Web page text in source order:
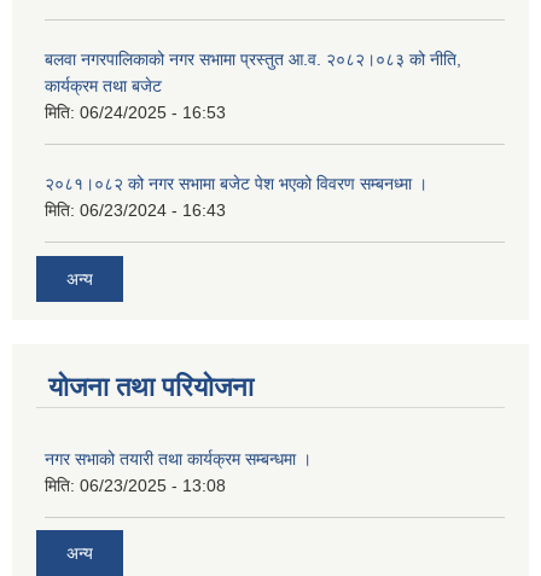
बलवा नगरपालिकाको नगर सभामा प्रस्तुत आ.व. २०८२।०८३ को नीति,
कार्यक्रम तथा बजेट
मिति: 06/24/2025 - 16:53
२०८१।०८२ को नगर सभामा बजेट पेश भएको विवरण सम्बनध्मा ।
मिति: 06/23/2024 - 16:43
अन्य
योजना तथा परियोजना
नगर सभाको तयारी तथा कार्यक्रम सम्बन्धमा ।
मिति: 06/23/2025 - 13:08
अन्य